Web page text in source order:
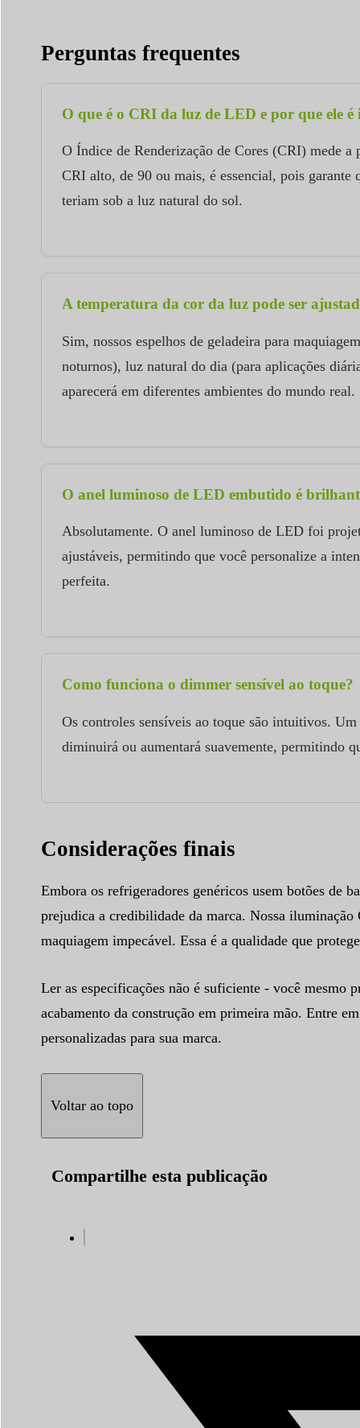
Perguntas frequentes
O que é o CRI da luz de LED e por que ele
O Índice de Renderização de Cores (CRI) mede a
CRI alto, de 90 ou mais, é essencial, pois garante
teriam sob a luz natural do sol.
A temperatura da cor da luz pode ser
Sim, nossos espelhos de geladeira para
noturnos), luz natural do dia (para aplicações
aparecerá em diferentes ambientes do mundo real.
O anel luminoso de LED embutido é
Absolutamente. O anel luminoso de LED foi
ajustáveis, permitindo que você personalize a
perfeita.
Como funciona o dimmer sensível ao toque?
Os controles sensíveis ao toque são intuitivos.
diminuirá ou aumentará suavemente, permitindo
Considerações finais
Embora os refrigeradores genéricos usem botões de
prejudica a credibilidade da marca. Nossa
maquiagem impecável. Essa é a qualidade que
Ler as especificações não é suficiente - você mesmo
acabamento da construção em primeira mão. Entre
personalizadas para sua marca.
Voltar ao topo
Compartilhe esta publicação